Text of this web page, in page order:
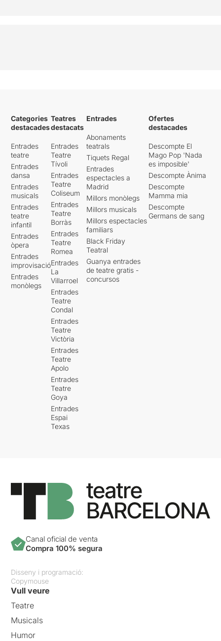
Categories
destacades
Entrades
teatre
Entrades
dansa
Entrades
musicals
Entrades
teatre
infantil
Entrades
òpera
Entrades
improvisació
Entrades
monòlegs
Teatres
destacats
Entrades
Teatre
Tívoli
Entrades
Teatre
Coliseum
Entrades
Teatre
Borràs
Entrades
Teatre
Romea
Entrades
La
Villarroel
Entrades
Teatre
Condal
Entrades
Teatre
Victòria
Entrades
Teatre
Apolo
Entrades
Teatre
Goya
Entrades
Espai
Texas
Entrades
Abonaments
teatrals
Tiquets Regal
Entrades
espectacles a
Madrid
Millors monòlegs
Millors musicals
Millors espectacles
familiars
Black Friday
Teatral
Guanya entrades
de teatre gratis -
concursos
Ofertes
destacades
Descompte El
Mago Pop 'Nada
es imposible'
Descompte Ànima
Descompte
Mamma mia
Descompte
Germans de sang
Canal oficial de venta
Compra 100% segura
Disseny i programació:
Copymouse
Vull veure
Teatre
Musicals
Humor